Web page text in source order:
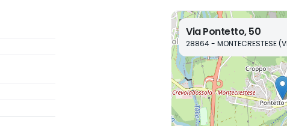
Via Pontetto, 50
28864 - MONTECRESTESE